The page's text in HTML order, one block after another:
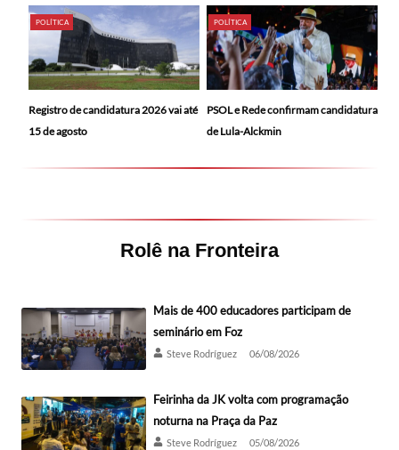
POLÍTICA
Registro de candidatura 2026 vai até
15 de agosto
POLÍTICA
PSOL e Rede confirmam candidatura
de Lula-Alckmin
Rolê na Fronteira
Mais de 400 educadores participam de
seminário em Foz
Steve Rodríguez 06/08/2026
Feirinha da JK volta com programação
noturna na Praça da Paz
Steve Rodríguez 05/08/2026